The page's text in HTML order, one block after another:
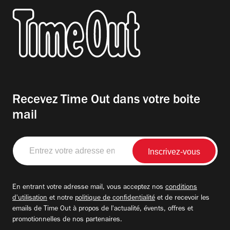
Recevez Time Out dans votre boite
mail
Entrez
votre
adresse
En entrant votre adresse mail, vous acceptez nos conditions
d'utilisation et notre politique de confidentialité et de recevoir les
emails de Time Out à propos de l'actualité, évents, offres et
promotionnelles de nos partenaires.